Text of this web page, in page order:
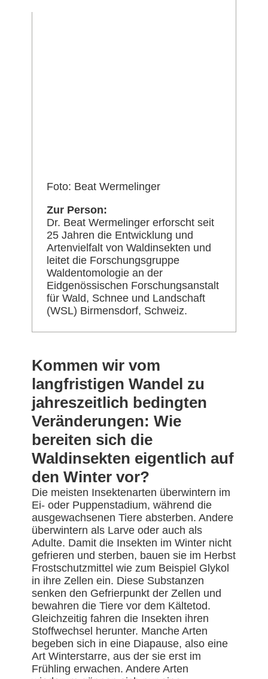
Foto: Beat Wermelinger
Zur Person:
Dr. Beat Wermelinger erforscht seit
25 Jahren die Entwicklung und
Artenvielfalt von Waldinsekten und
leitet die Forschungsgruppe
Waldentomologie an der
Eidgenössischen Forschungsanstalt
für Wald, Schnee und Landschaft
(WSL) Birmensdorf, Schweiz.
Kommen wir vom
langfristigen Wandel zu
jahreszeitlich bedingten
Veränderungen: Wie
bereiten sich die
Waldinsekten eigentlich auf
den Winter vor?
Die meisten Insektenarten überwintern im
Ei- oder Puppenstadium, während die
ausgewachsenen Tiere absterben. Andere
überwintern als Larve oder auch als
Adulte. Damit die Insekten im Winter nicht
gefrieren und sterben, bauen sie im Herbst
Frostschutzmittel wie zum Beispiel Glykol
in ihre Zellen ein. Diese Substanzen
senken den Gefrierpunkt der Zellen und
bewahren die Tiere vor dem Kältetod.
Gleichzeitig fahren die Insekten ihren
Stoffwechsel herunter. Manche Arten
begeben sich in eine Diapause, also eine
Art Winterstarre, aus der sie erst im
Frühling erwachen. Andere Arten